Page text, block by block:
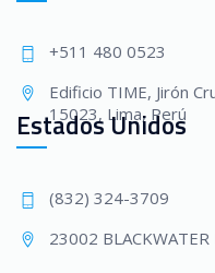
+511 480 0523
Edificio TIME, Jirón
15023, Lima, Perú
Estados Unidos
(832) 324-3709
23002